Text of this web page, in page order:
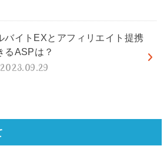
バイトEXとアフィリエイト提携
るASPは？
2023.09.29